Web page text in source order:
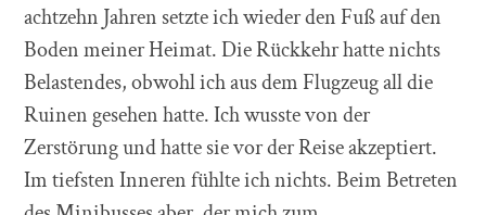
achtzehn Jahren setzte ich wieder den Fuß auf den
Boden meiner Heimat. Die Rückkehr hatte nichts
Belastendes, obwohl ich aus dem Flugzeug all die
Ruinen gesehen hatte. Ich wusste von der
Zerstörung und hatte sie vor der Reise akzeptiert.
Im tiefsten Inneren fühlte ich nichts. Beim Betreten